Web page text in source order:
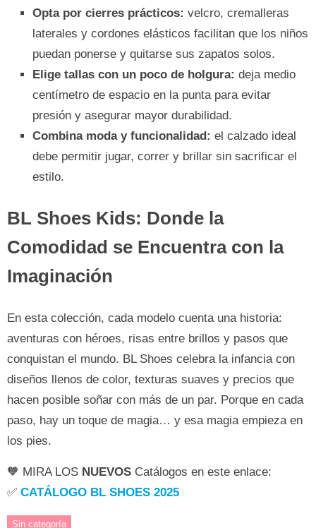
Opta por cierres prácticos: velcro, cremalleras
laterales y cordones elásticos facilitan que los niños
puedan ponerse y quitarse sus zapatos solos.
Elige tallas con un poco de holgura: deja medio
centímetro de espacio en la punta para evitar
presión y asegurar mayor durabilidad.
Combina moda y funcionalidad: el calzado ideal
debe permitir jugar, correr y brillar sin sacrificar el
estilo.
BL Shoes Kids: Donde la
Comodidad se Encuentra con la
Imaginación
En esta colección, cada modelo cuenta una historia:
aventuras con héroes, risas entre brillos y pasos que
conquistan el mundo. BL Shoes celebra la infancia con
diseños llenos de color, texturas suaves y precios que
hacen posible soñar con más de un par. Porque en cada
paso, hay un toque de magia… y esa magia empieza en
los pies.
🧡 MIRA LOS NUEVOS Catálogos en este enlace:
✅ CATÁLOGO BL SHOES 2025
Sin categoría